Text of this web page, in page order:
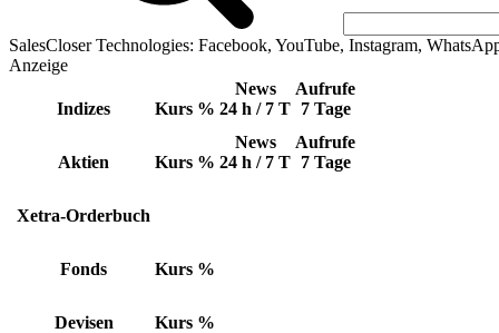
SalesCloser Technologies: Facebook, YouTube, Instagram,
Anzeige
Indizes Kurs %
News
24 h / 7 T
Aufrufe
7 Tage
Aktien Kurs %
News
24 h / 7 T
Aufrufe
7 Tage
Xetra-Orderbuch
Fonds Kurs %
Devisen Kurs %